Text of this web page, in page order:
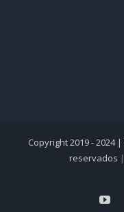
Copyright 2019 - 2024 |
reservados |